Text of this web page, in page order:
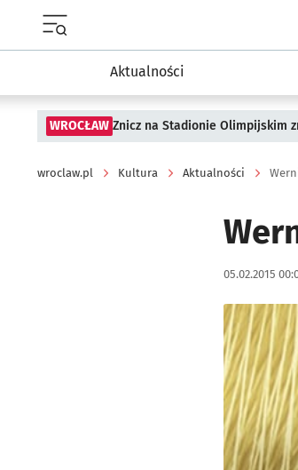
Aktualności
WROCŁAW Znicz na Stadionie Olimpijskim
wroclaw.pl Kultura Aktualności
Data
05.02.2015
Kliknij, aby